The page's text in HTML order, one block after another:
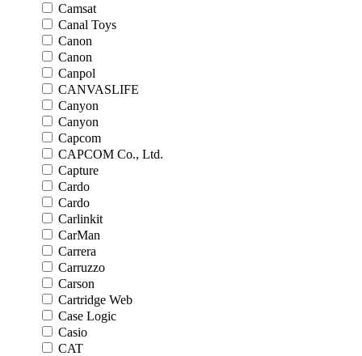
Camsat
Canal Toys
Canon
Canon
Canpol
CANVASLIFE
Canyon
Canyon
Capcom
CAPCOM Co., Ltd.
Capture
Cardo
Cardo
Carlinkit
CarMan
Carrera
Carruzzo
Carson
Cartridge Web
Case Logic
Casio
CAT